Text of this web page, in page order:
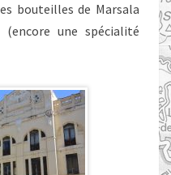
bouteilles de Marsala
une spécialité